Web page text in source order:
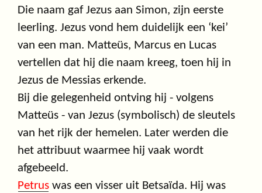
Die naam gaf Jezus aan Simon, zijn eerste
leerling. Jezus vond hem duidelijk een ‘kei’
van een man. Matteüs, Marcus en Lucas
vertellen dat hij die naam kreeg, toen hij in
Jezus de Messias erkende.
Bij die gelegenheid ontving hij - volgens
Matteüs - van Jezus (symbolisch) de sleutels
van het rijk der hemelen. Later werden die
het attribuut waarmee hij vaak wordt
afgebeeld.
Petrus was een visser uit Betsaïda. Hij was